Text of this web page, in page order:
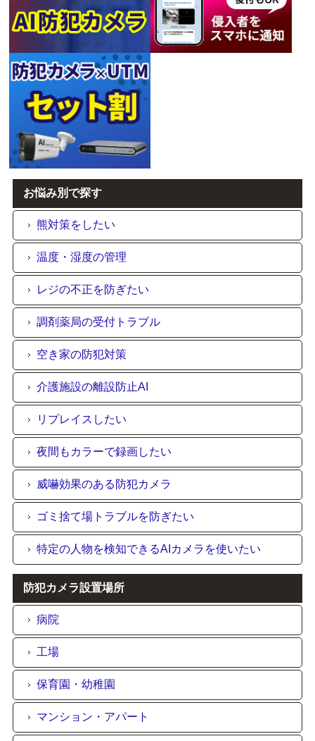
お悩み別で探す
熊対策をしたい
温度・湿度の管理
レジの不正を防ぎたい
調剤薬局の受付トラブル
空き家の防犯対策
介護施設の離設防止AI
リプレイスしたい
夜間もカラーで録画したい
威嚇効果のある防犯カメラ
ゴミ捨て場トラブルを防ぎたい
特定の人物を検知できるAIカメラを使いたい
防犯カメラ設置場所
病院
工場
保育園・幼稚園
マンション・アパート